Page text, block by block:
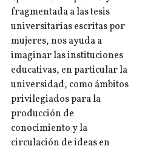
fragmentada a las tesis
universitarias escritas por
mujeres, nos ayuda a
imaginar las instituciones
educativas, en particular la
universidad, como ámbitos
privilegiados para la
producción de
conocimiento y la
circulación de ideas en